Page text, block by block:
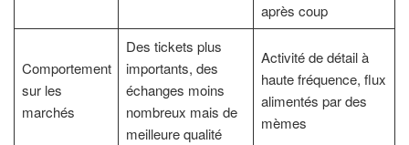
après coup
Comportement
sur les
marchés
Des tickets plus
importants, des
échanges moins
nombreux mais de
meilleure qualité
Activité de détail à
haute fréquence, flux
alimentés par des
mèmes